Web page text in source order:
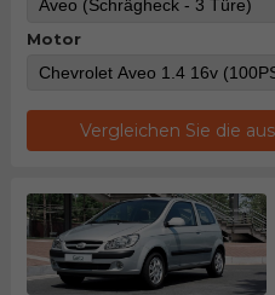
Motor
Vergleichen Sie die